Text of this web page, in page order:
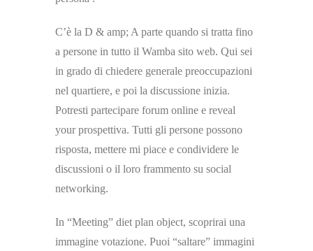
C’è la D & amp; A parte quando si tratta fino
a persone in tutto il Wamba sito web. Qui sei
in grado di chiedere generale preoccupazioni
nel quartiere, e poi la discussione inizia.
Potresti partecipare forum online e reveal
your prospettiva. Tutti gli persone possono
risposta, mettere mi piace e condividere le
discussioni o il loro frammento su social
networking.
In “Meeting” diet plan object, scoprirai una
immagine votazione. Puoi “saltare” immagini